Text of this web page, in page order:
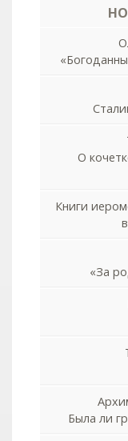
О
Книги
«За
Была ли